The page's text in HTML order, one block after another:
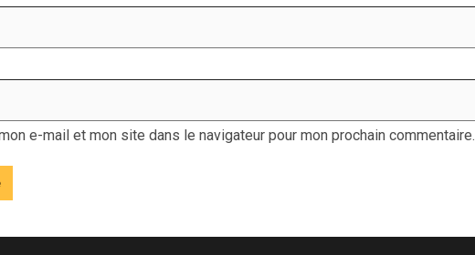
e-mail et mon site dans le navigateur pour mon prochain commentaire.